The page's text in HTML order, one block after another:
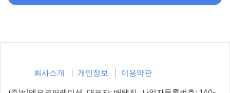
회사소개 개인정보 이용약관